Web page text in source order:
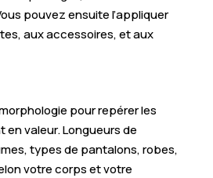
pouvez ensuite l’appliquer
aux accessoires, et aux
pour repérer les
valeur. Longueurs de
types de pantalons, robes,
votre corps et votre